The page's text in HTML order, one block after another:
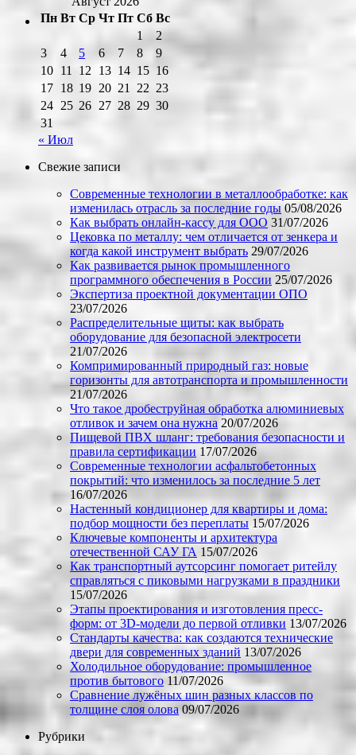
Пн Вт Ср Чт Пт Сб Вс
1
2
3
4 5 6 7 8
9
10 11 12 13 14 15 16
17 18 19 20 21 22 23
24 25 26 27 28 29 30
31
« Июл
Свежие записи
Современные технологии в металлообработке: как
изменилась отрасль за последние годы 05/08/2026
Как выбрать онлайн-кассу для ООО 31/07/2026
Цековка по металлу: чем отличается от зенкера и
когда какой инструмент выбрать 29/07/2026
Как развивается рынок промышленного
программного обеспечения в России 25/07/2026
Экспертиза проектной документации ОПО
23/07/2026
Распределительные щиты: как выбрать
оборудование для безопасной электросети
21/07/2026
Компримированный природный газ: новые
горизонты для автотранспорта и промышленности
21/07/2026
Что такое дробеструйная обработка алюминиевых
отливок и зачем она нужна 20/07/2026
Пищевой ПВХ шланг: требования безопасности и
правила сертификации 17/07/2026
Современные технологии асфальтобетонных
покрытий: что изменилось за последние 5 лет
16/07/2026
Настенный кондиционер для квартиры и дома:
подбор мощности без переплаты 15/07/2026
Ключевые компоненты и архитектура
отечественной САУ ГА 15/07/2026
Как транспортный аутсорсинг помогает ритейлу
справляться с пиковыми нагрузками в праздники
15/07/2026
Этапы проектирования и изготовления пресс-
форм: от 3D-модели до первой отливки 13/07/2026
Стандарты качества: как создаются технические
двери для современных зданий 13/07/2026
Холодильное оборудование: промышленное
против бытового 11/07/2026
Сравнение лужёных шин разных классов по
толщине слоя олова 09/07/2026
Рубрики